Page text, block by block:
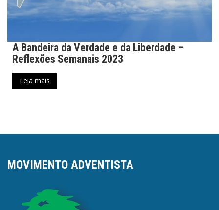
A Bandeira da Verdade e da Liberdade –
Reflexões Semanais 2023
Leia mais
MOVIMENTO ADVENTISTA